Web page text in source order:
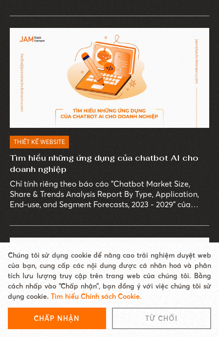
trường AI toàn cầu dự kiến sẽ đạt 407 tỷ USD vào năm
này minh chứng cho tầm quan trọng và sự bùng nổ
của AI trên mọi lĩnh vực.
THIẾT KẾ WEBSITE
Tìm hiểu những ứng dụng của chatbot AI cho
doanh nghiệp
Chỉ tính riêng theo báo cáo "Chatbot Market Size,
Share & Trends Analysis Report By Type, Application,
End-use, and Segment Forecasts, 2023 - 2029" của
dự báo sẽ đạt giá trị 1,34 tỷ USD vào năm 2029, với tỷ
Chúng tôi sử dụng cookie để nâng cao trải nghiệm duyệt web
của bạn, cung cấp các nội dung được cá nhân hoá và phân
tích lưu lượng truy cập trên trang web của chúng tôi. Bằng
cách nhấp vào “Chấp nhận”, bạn đồng ý với việc chúng tôi sử
dụng cookie. Tìm hiểu Chính sách Cookie.
CHẤP NHẬN TỪ CHỐI